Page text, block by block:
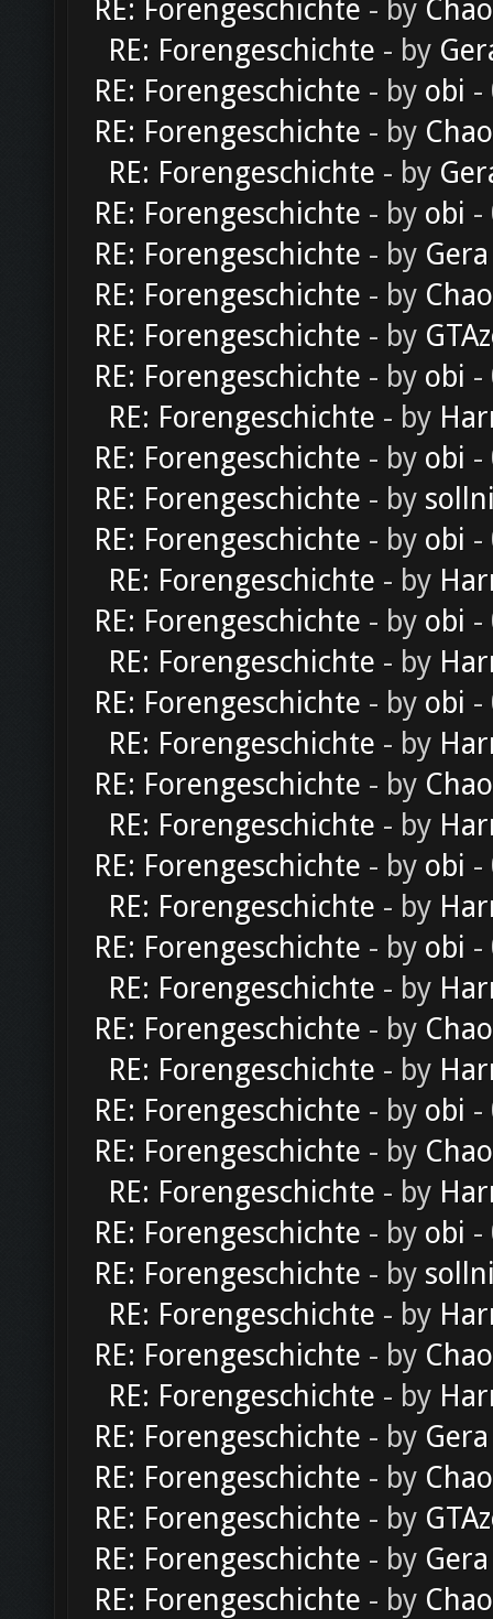
RE: Forengeschichte - by
RE: Forengeschichte - by
RE: Forengeschichte - by obi -
RE: Forengeschichte - by
RE: Forengeschichte - by
RE: Forengeschichte - by obi -
RE: Forengeschichte - by Gera
RE: Forengeschichte - by
RE: Forengeschichte - by
RE: Forengeschichte - by obi -
RE: Forengeschichte - by
RE: Forengeschichte - by obi -
RE: Forengeschichte - by
RE: Forengeschichte - by obi -
RE: Forengeschichte - by
RE: Forengeschichte - by obi -
RE: Forengeschichte - by
RE: Forengeschichte - by obi -
RE: Forengeschichte - by
RE: Forengeschichte - by
RE: Forengeschichte - by
RE: Forengeschichte - by obi -
RE: Forengeschichte - by
RE: Forengeschichte - by obi -
RE: Forengeschichte - by
RE: Forengeschichte - by
RE: Forengeschichte - by
RE: Forengeschichte - by obi -
RE: Forengeschichte - by
RE: Forengeschichte - by
RE: Forengeschichte - by obi -
RE: Forengeschichte - by
RE: Forengeschichte - by
RE: Forengeschichte - by
RE: Forengeschichte - by
RE: Forengeschichte - by Gera
RE: Forengeschichte - by
RE: Forengeschichte - by
RE: Forengeschichte - by Gera
RE: Forengeschichte - by